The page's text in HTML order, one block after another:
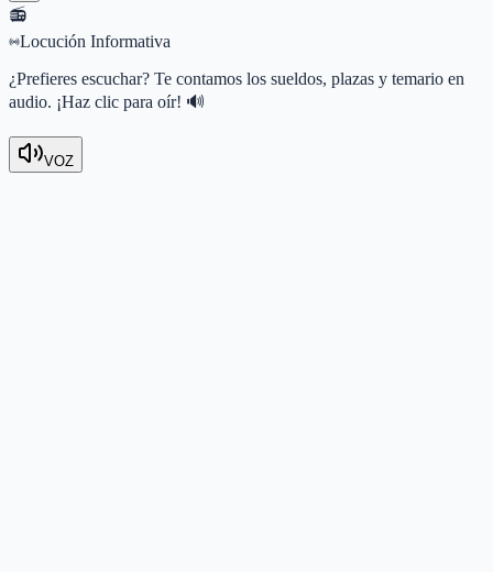
📻
Locución Informativa
¿Prefieres escuchar? Te contamos los sueldos, plazas y temario en
audio. ¡Haz clic para oír! 🔊
VOZ